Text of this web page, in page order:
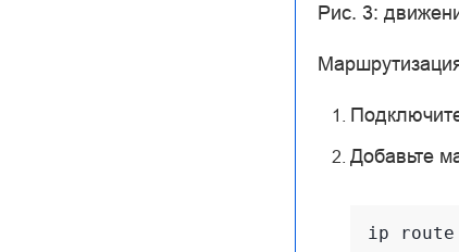
Рис. 3:
Добавьте